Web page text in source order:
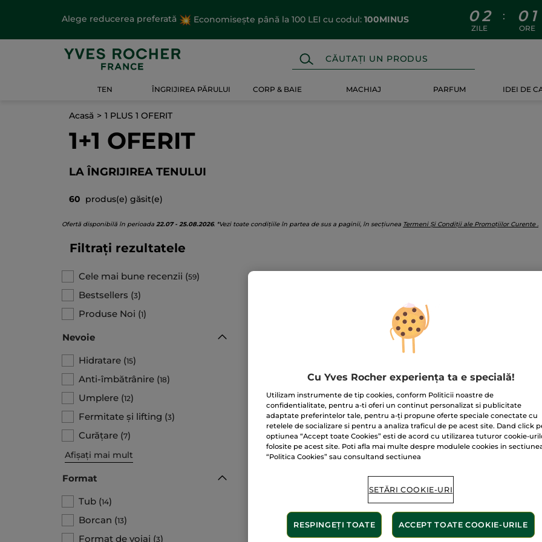
Alege reducerea preferată Economisește până la 100 LEI cu codul: 100MINUS 0 2
ZILE
: 0 1
ORE
TEN ÎNGRIJIREA PĂRULUI CORP & BAIE MACHIAJ PARFUM IDEI DE
Acasă 1 PLUS 1 OFERIT
1+1 OFERIT
LA ÎNGRIJIREA TENULUI
60 produs(e) găsit(e)
Ofertă disponibilă în perioada 22.07 - 25.08.2026. *Vezi toate condițiile în partea de sus a paginii, în secțiunea Termeni Și Condiții ale Promoțiilor Curente.
Filtrați rezultatele
Cele mai bune recenzii (59)
Bestsellers (3)
Produse Noi (1)
Nevoie
Hidratare (15)
Anti-îmbătrânire (18)
Umplere (12)
Fermitate și lifting (3)
Curățare (7)
Afișați mai mult
Format
Tub (14)
Borcan (13)
Format de voiaj (3)
Cremă BB hidratantă
SPF 50
40 ml - 4 culori
(79)
ALEGEȚI
CULOAREA (4)
Cremă
regeneratoare cu 30
de uleiuri preţioase
cutie 75 ml
75 ml
(1515)
159.00 Lei 229.00 Lei
ADĂUGAȚI ÎN
COȘ
Cutie 75
Cu Yves Rocher experiența ta e specială!
Utilizam instrumente de tip cookies, conform Politicii noastre de
confidentialitate, pentru a-ti oferi un continut personalizat si publicitate
adaptate preferintelor tale, pentru a-ți propune oferte speciale conectate cu
retelele de socializare si pentru a analiza traficul de pe acest site. Dand click
optiunea “Accept toate Cookies” esti de acord cu utilizarea tuturor cookie-
folosite pe acest site. Poti afla mai multe despre modulele cookies in
“Politica Cookies” sau consultand sectiunea
SETĂRI COOKIE-URI
RESPINGEȚI TOATE ACCEPT TOATE COOKIE-URILE